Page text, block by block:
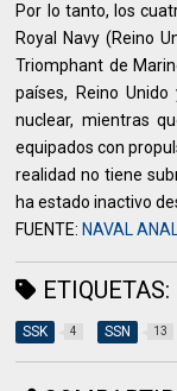
Por lo tanto, los
Royal Navy (Reino
Triomphant de
países, Reino
nuclear, mientras
equipados con
realidad no tiene
ha estado inactivo
FUENTE: NAVAL
ETIQUETAS:
SSK 4 SSN 13